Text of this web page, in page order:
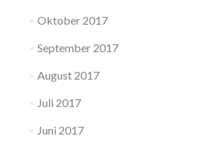
Oktober 2017
September 2017
August 2017
Juli 2017
Juni 2017